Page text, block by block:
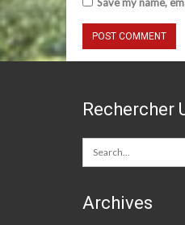
Save my name,
Rechercher
Archives